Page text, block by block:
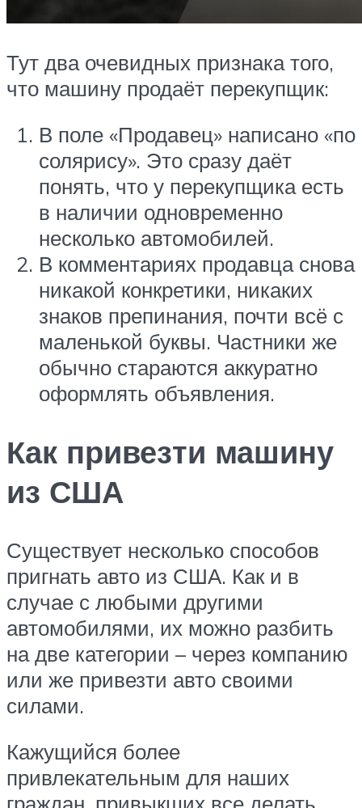
Тут два очевидных признака того,
что машину продаёт перекупщик:
В поле «Продавец» написано «по
солярису». Это сразу даёт
понять, что у перекупщика есть
в наличии одновременно
несколько автомобилей.
В комментариях продавца снова
никакой конкретики, никаких
знаков препинания, почти всё с
маленькой буквы. Частники же
обычно стараются аккуратно
оформлять объявления.
Как привезти машину
из США
Существует несколько способов
пригнать авто из США. Как и в
случае с любыми другими
автомобилями, их можно разбить
на две категории – через компанию
или же привезти авто своими
силами.
Кажущийся более
привлекательным для наших